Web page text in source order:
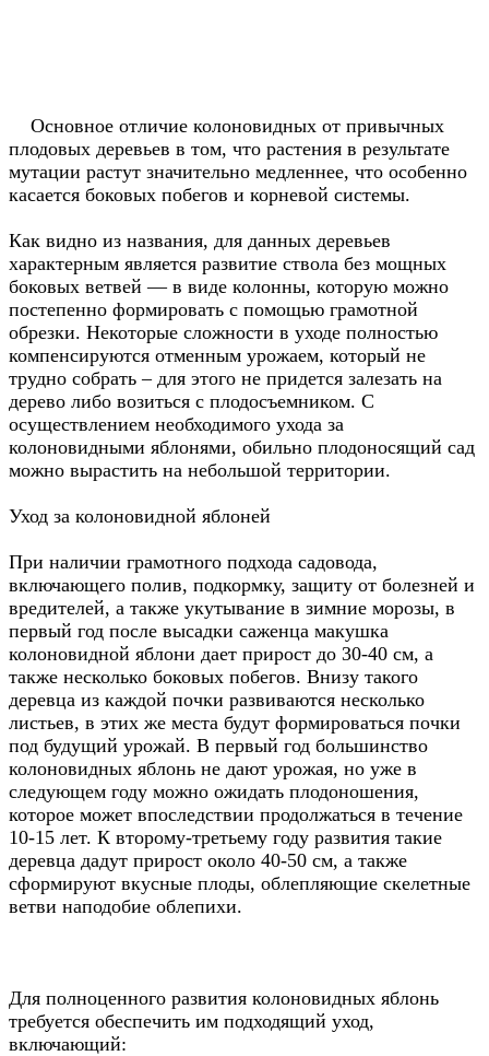
Основное отличие колоновидных от привычных
плодовых деревьев в том, что растения в результате
мутации растут значительно медленнее, что особенно
касается боковых побегов и корневой системы.
Как видно из названия, для данных деревьев
характерным является развитие ствола без мощных
боковых ветвей — в виде колонны, которую можно
постепенно формировать с помощью грамотной
обрезки. Некоторые сложности в уходе полностью
компенсируются отменным урожаем, который не
трудно собрать – для этого не придется залезать на
дерево либо возиться с плодосъемником. С
осуществлением необходимого ухода за
колоновидными яблонями, обильно плодоносящий сад
можно вырастить на небольшой территории.
Уход за колоновидной яблоней
При наличии грамотного подхода садовода,
включающего полив, подкормку, защиту от болезней и
вредителей, а также укутывание в зимние морозы, в
первый год после высадки саженца макушка
колоновидной яблони дает прирост до 30-40 см, а
также несколько боковых побегов. Внизу такого
деревца из каждой почки развиваются несколько
листьев, в этих же места будут формироваться почки
под будущий урожай. В первый год большинство
колоновидных яблонь не дают урожая, но уже в
следующем году можно ожидать плодоношения,
которое может впоследствии продолжаться в течение
10-15 лет. К второму-третьему году развития такие
деревца дадут прирост около 40-50 см, а также
сформируют вкусные плоды, облепляющие скелетные
ветви наподобие облепихи.
Для полноценного развития колоновидных яблонь
требуется обеспечить им подходящий уход,
включающий: